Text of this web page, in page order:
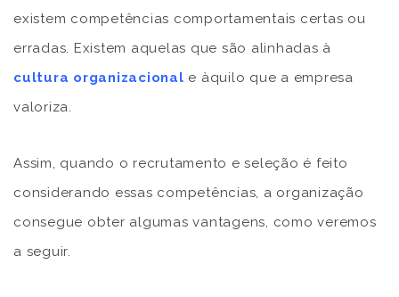
existem competências comportamentais certas ou
erradas. Existem aquelas que são alinhadas à
cultura organizacional e àquilo que a empresa
valoriza.
Assim, quando o recrutamento e seleção é feito
considerando essas competências, a organização
consegue obter algumas vantagens, como veremos
a seguir.